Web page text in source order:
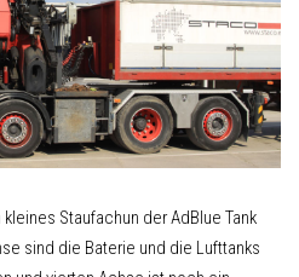
Staufachun der AdBlue Tank
sind die Baterie und die Lufttanks